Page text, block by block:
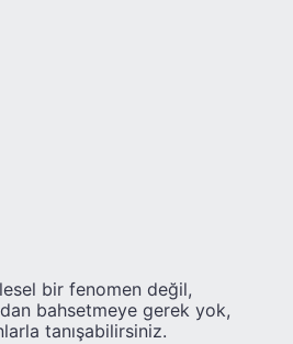
bir fenomen değil,
bahsetmeye gerek yok,
tanışabilirsiniz.